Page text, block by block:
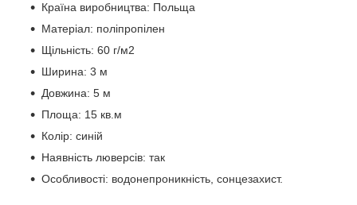
Країна виробництва: Польща
Матеріал: поліпропілен
Щільність: 60 г/м2
Ширина: 3 м
Довжина: 5 м
Площа: 15 кв.м
Колір: синій
Наявність люверсів: так
Особливості: водонепроникність, сонцезахист.